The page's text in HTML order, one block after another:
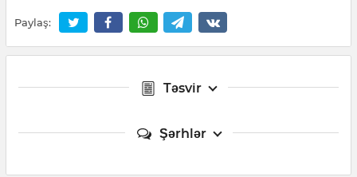
Paylaş:
Təsvir
Şərhlər